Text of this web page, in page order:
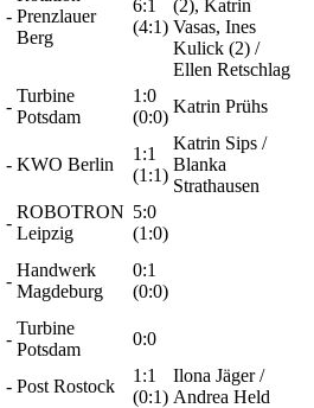
- Prenzlauer
Berg
6:1
(4:1)
(2), Katrin
Vasas, Ines
Kulick (2) /
Ellen Retschlag
-
Turbine
Potsdam
1:0
(0:0)
Katrin Prühs
- KWO Berlin
1:1
(1:1)
Katrin Sips /
Blanka
Strathausen
-
ROBOTRON
Leipzig
5:0
(1:0)
-
Handwerk
Magdeburg
0:1
(0:0)
-
Turbine
Potsdam
0:0
- Post Rostock
1:1
(0:1)
Ilona Jäger /
Andrea Held